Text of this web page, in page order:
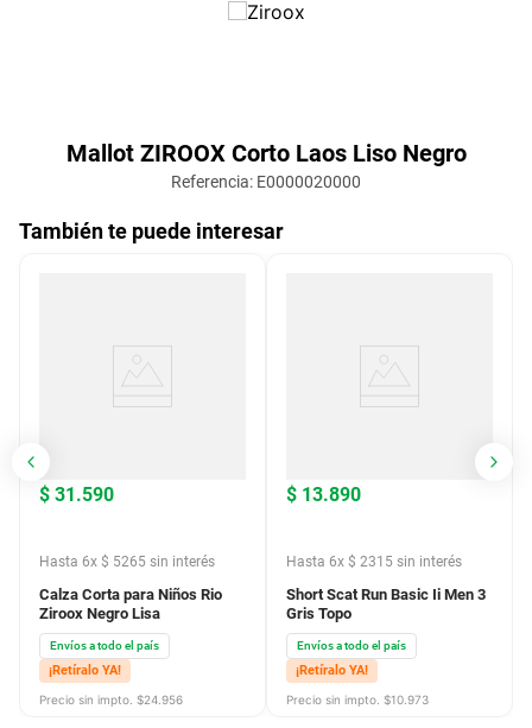
Mallot ZIROOX Corto Laos Liso Negro
Referencia: E0000020000
También te puede interesar
$ 31.590
Hasta 6x $ 5265 sin interés
Calza Corta para Niños Rio
Ziroox Negro Lisa
Envíos a todo el país
¡Retíralo YA!
Precio sin impto. $24.956
$ 13.890
Hasta 6x $ 2315 sin interés
Short Scat Run Basic Ii Men 3
Gris Topo
Envíos a todo el país
¡Retíralo YA!
Precio sin impto. $10.973